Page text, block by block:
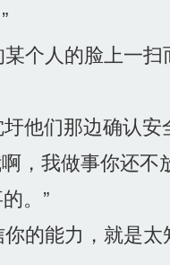
个人的脸上一
他们那边确认安
，我做事你还
。”
的能力，就是太